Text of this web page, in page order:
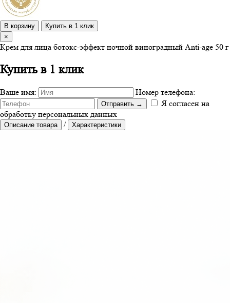
В корзину
Купить в 1 клик
×
Крем для лица ботокс-эффект ночной виноградный Anti-age 50 г
Купить в 1 клик
Ваше имя: Номер телефона:
Отправить →
Я согласен на
обработку персональных данных
Описание товара / Характеристики